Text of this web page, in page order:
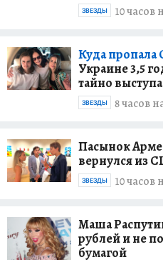
10 часов
ЗВЕЗДЫ
Куда пропала
Украине 3,5
тайно
8 часов
ЗВЕЗДЫ
Пасынок
вернулся из
10 часов
ЗВЕЗДЫ
Маша
рублей и не
бумагой